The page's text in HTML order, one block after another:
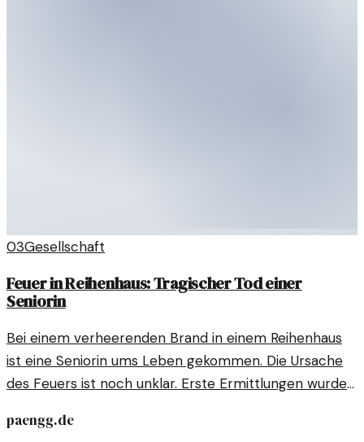
03Gesellschaft
Feuer in Reihenhaus: Tragischer Tod einer
Seniorin
Bei einem verheerenden Brand in einem Reihenhaus
ist eine Seniorin ums Leben gekommen. Die Ursache
des Feuers ist noch unklar. Erste Ermittlungen wurden
paengg.de